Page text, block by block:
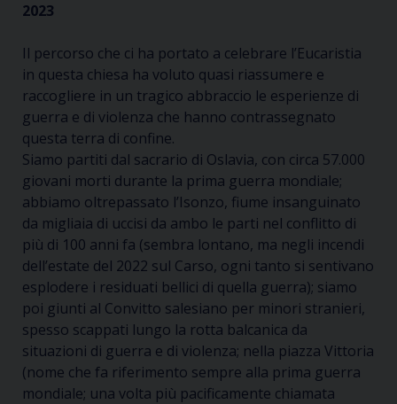
2023
Il percorso che ci ha portato a celebrare l’Eucaristia
in questa chiesa ha voluto quasi riassumere e
raccogliere in un tragico abbraccio le esperienze di
guerra e di violenza che hanno contrassegnato
questa terra di confine.
Siamo partiti dal sacrario di Oslavia, con circa 57.000
giovani morti durante la prima guerra mondiale;
abbiamo oltrepassato l’Isonzo, fiume insanguinato
da migliaia di uccisi da ambo le parti nel conflitto di
più di 100 anni fa (sembra lontano, ma negli incendi
dell’estate del 2022 sul Carso, ogni tanto si sentivano
esplodere i residuati bellici di quella guerra); siamo
poi giunti al Convitto salesiano per minori stranieri,
spesso scappati lungo la rotta balcanica da
situazioni di guerra e di violenza; nella piazza Vittoria
(nome che fa riferimento sempre alla prima guerra
mondiale; una volta più pacificamente chiamata